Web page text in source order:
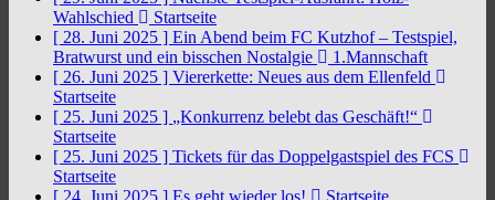
Wahlschied
Startseite
[ 28. Juni 2025 ] Ein Abend beim FC Kutzhof – Testspiel,
Bratwurst und ein bisschen Nostalgie
1.Mannschaft
[ 26. Juni 2025 ] Viererkette: Neues aus dem Ellenfeld
Startseite
[ 25. Juni 2025 ] „Konkurrenz belebt das Geschäft!“
Startseite
[ 25. Juni 2025 ] Tickets für das Doppelgastspiel des FCS
Startseite
[ 24. Juni 2025 ] Es geht wieder los!
Startseite